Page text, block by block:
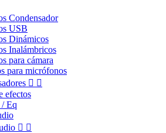
Condensador
USB
Dinámicos
Inalámbricos
para cámara
para micrófonos
 
efectos
Eq
 